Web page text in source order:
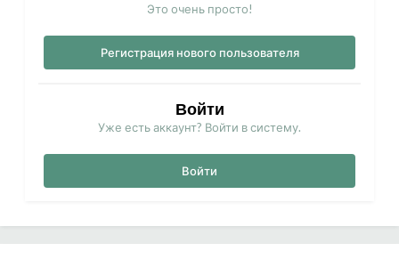
Это очень просто!
Регистрация нового пользователя
Войти
Уже есть аккаунт? Войти в систему.
Войти